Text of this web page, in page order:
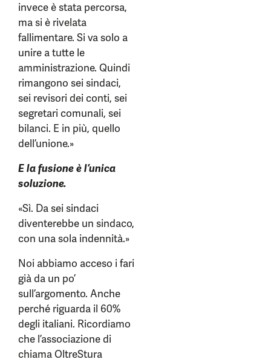
invece è stata percorsa,
ma si è rivelata
fallimentare. Si va solo a
unire a tutte le
amministrazione. Quindi
rimangono sei sindaci,
sei revisori dei conti, sei
segretari comunali, sei
bilanci. E in più, quello
dell’unione.»
E la fusione è l’unica
soluzione.
«Sì. Da sei sindaci
diventerebbe un sindaco,
con una sola indennità.»
Noi abbiamo acceso i fari
già da un po’
sull’argomento. Anche
perché riguarda il 60%
degli italiani. Ricordiamo
che l’associazione di
chiama OltreStura